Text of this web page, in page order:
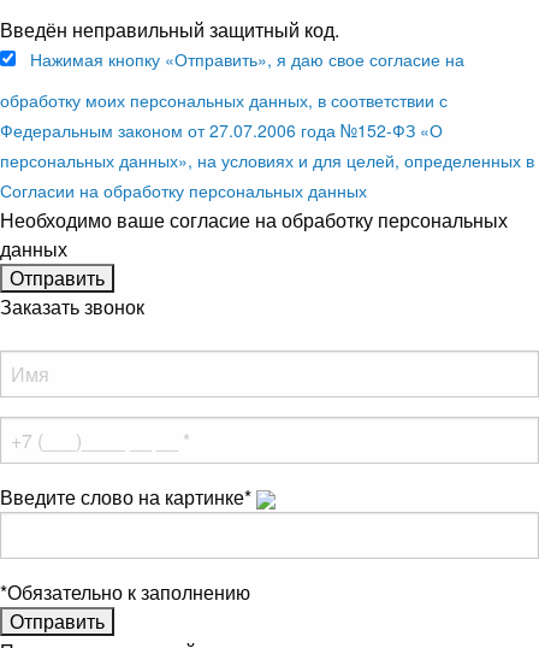
Введён неправильный защитный код.
Нажимая кнопку «Отправить», я даю свое согласие на
обработку моих персональных данных, в соответствии с
Федеральным законом от 27.07.2006 года №152-ФЗ «О
персональных данных», на условиях и для целей, определенных в
Согласии на обработку персональных данных
Необходимо ваше согласие на обработку персональных
данных
Заказать звонок
Введите слово на картинке*
*Обязательно к заполнению